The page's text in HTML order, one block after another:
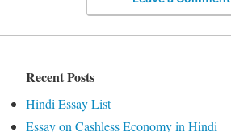
Recent Posts
Hindi Essay List
Essay on Cashless Economy in Hindi